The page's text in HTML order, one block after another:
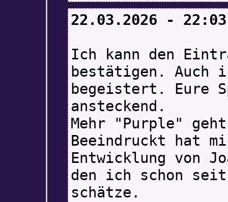
22.03.2026 - 22:03
Ich kann den
bestätigen. Auch
begeistert. Eure
ansteckend.
Mehr "Purple"
Beeindruckt hat
Entwicklung von
den ich schon seit
schätze.